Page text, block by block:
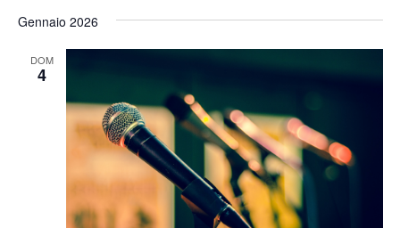
Gennaio 2026
DOM
4